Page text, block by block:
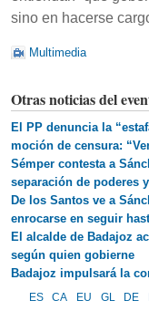
sino en hacerse
Multimedia
Otras noticias del
El PP denuncia la
moción de censura:
Sémper contesta a
separación de poderes
De los Santos ve a
enrocarse en seguir
El alcalde de Badajoz
según quien gobierne
Badajoz impulsará la
ES CA EU GL DE